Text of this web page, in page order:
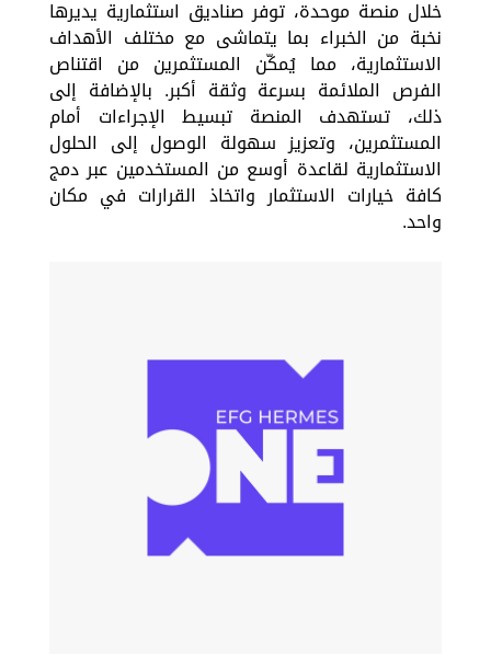
خلال منصة موحدة، توفر صناديق استثمارية يديرها
نخبة من الخبراء بما يتماشى مع مختلف الأهداف
الاستثمارية، مما يُمكّن المستثمرين من اقتناص
الفرص الملائمة بسرعة وثقة أكبر. بالإضافة إلى
ذلك، تستهدف المنصة تبسيط الإجراءات أمام
المستثمرين، وتعزيز سهولة الوصول إلى الحلول
الاستثمارية لقاعدة أوسع من المستخدمين عبر دمج
كافة خيارات الاستثمار واتخاذ القرارات في مكان
واحد.